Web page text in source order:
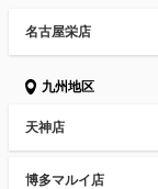
名古屋栄店
九州地区
天神店
博多マルイ店